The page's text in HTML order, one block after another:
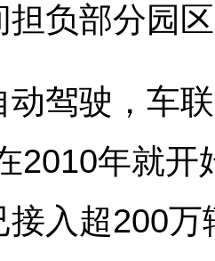
担负部分园
驶，车联
2010年就
接入超200